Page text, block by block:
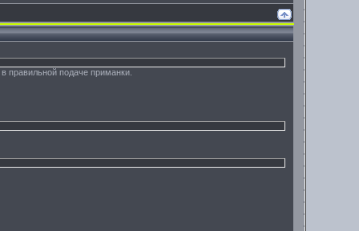
правильной подаче приманки.